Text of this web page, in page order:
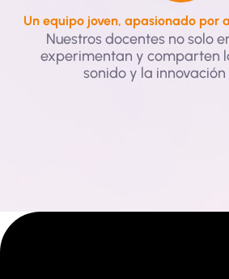
Un equipo joven, apasionado por
Nuestros docentes no solo
experimentan y comparten
sonido y la